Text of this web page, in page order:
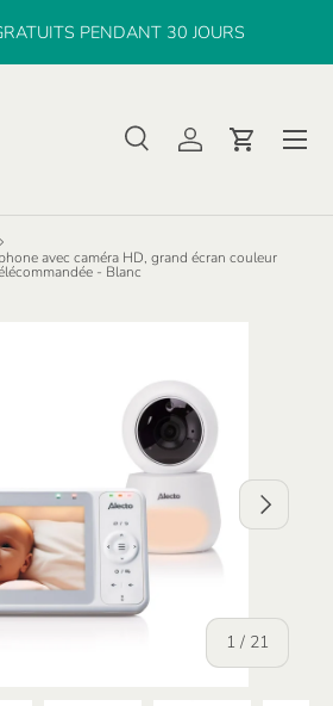
PENDANT 30 JOURS
RechercheSe connecter
Panier
Menu
avec caméra HD, grand écran couleur
- Blanc
1 / de
21
SUIVANT